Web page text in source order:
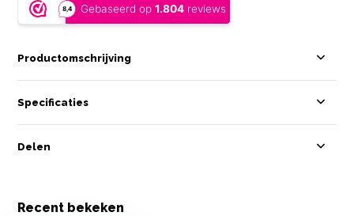
Productomschrijving
Specificaties
Delen
Recent bekeken